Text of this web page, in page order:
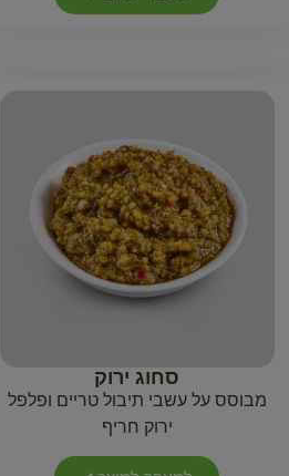
סחוג ירוק
מבוסס על עשבי תיבול טריים ופלפל
ירוק חריף